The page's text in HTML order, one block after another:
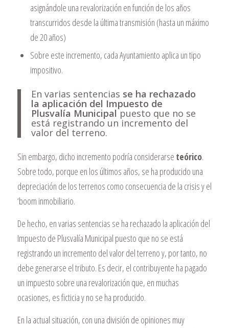
asignándole una revalorización en función de los años
transcurridos desde la última transmisión (hasta un máximo
de 20 años)
Sobre este incremento, cada Ayuntamiento aplica un tipo
impositivo.
En varias sentencias se ha rechazado
la aplicación del Impuesto de
Plusvalía Municipalpuesto que no se
está registrando un incremento del
valor del terreno.
Sin embargo, dicho incremento podría considerarse teórico.
Sobre todo, porque en los últimos años, se ha producido una
depreciación de los terrenos como consecuencia de la crisis y el
‘boom inmobiliario.
De hecho, en varias sentencias se ha rechazado la aplicación del
Impuesto de Plusvalía Municipal puesto que no se está
registrando un incremento del valor del terreno y, por tanto, no
debe generarse el tributo. Es decir, el contribuyente ha pagado
un impuesto sobre una revalorización que, en muchas
ocasiones, es ficticia y no se ha producido.
En la actual situación, con una división de opiniones muy